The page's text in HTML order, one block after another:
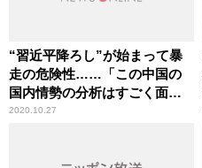
“習近平降ろし”が始まって暴
走の危険性……「この中国の
国内情勢の分析はすごく面白
い」辛坊治郎が言及
2020.10.27